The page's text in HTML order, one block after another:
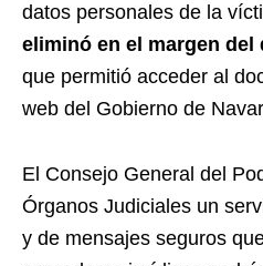
datos personales de la
eliminó en el margen
que permitió acceder al
web del Gobierno de
El Consejo General del
Órganos Judiciales un
y de mensajes seguros